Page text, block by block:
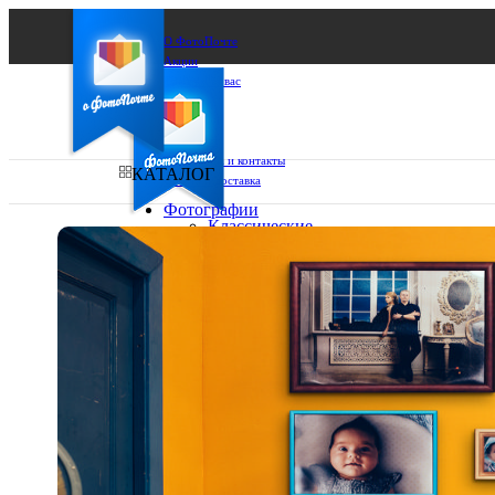
О ФотоПочте
Акции
Сделаем за вас
Бизнесу
FAQ
Франшиза
Поддержка и контакты
Оплата и доставка
Ваш город:
Выберите из списка:
КАТАЛОГ
Фотографии
Классические
10х10
10х15
13х18
15х15
30х30
30х40